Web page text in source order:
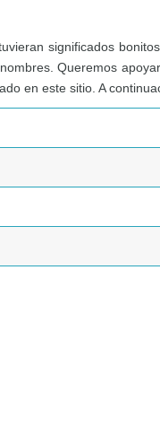
significados
Queremos
en este sitio. A